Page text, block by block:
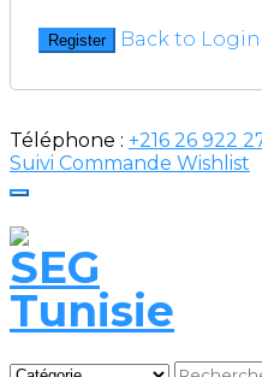
Register Back to Login
Téléphone : +216 26 922
Suivi Commande Wishlist